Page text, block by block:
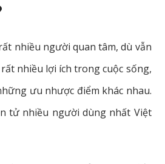
nhiều người quan tâm, dù vẫn
nhiều lợi ích trong cuộc sống,
ưu nhược điểm khác nhau.
tử nhiều người dùng nhất Việt